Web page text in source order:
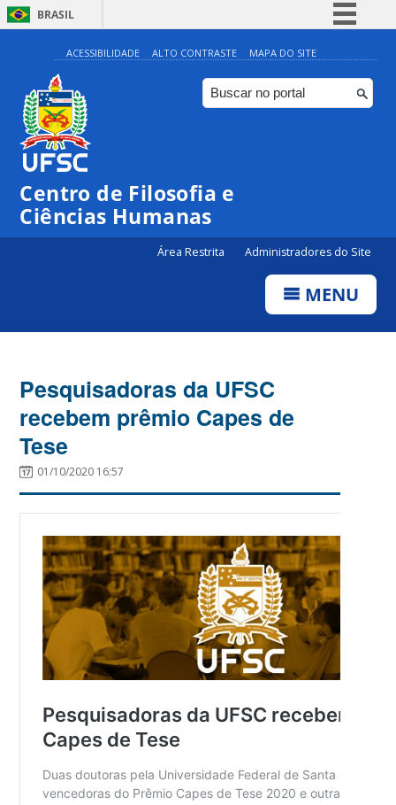
BRASIL
Simplifique!
Comunica BR
Participe
ACESSIBILIDADE ALTO CONTRASTE MAPA DO SITE
Centro de Filosofia e
Ciências Humanas
Área Restrita Administradores do Site
MENU
Pesquisadoras da UFSC
recebem prêmio Capes de
Tese
01/10/2020 16:57